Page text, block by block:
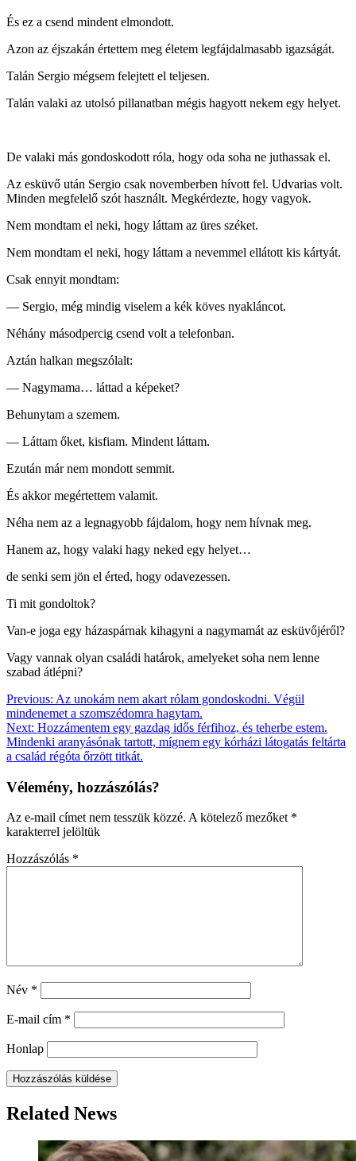
És ez a csend mindent elmondott.
Azon az éjszakán értettem meg életem legfájdalmasabb igazságát.
Talán Sergio mégsem felejtett el teljesen.
Talán valaki az utolsó pillanatban mégis hagyott nekem egy helyet.
De valaki más gondoskodott róla, hogy oda soha ne juthassak el.
Az esküvő után Sergio csak novemberben hívott fel. Udvarias volt.
Minden megfelelő szót használt. Megkérdezte, hogy vagyok.
Nem mondtam el neki, hogy láttam az üres széket.
Nem mondtam el neki, hogy láttam a nevemmel ellátott kis kártyát.
Csak ennyit mondtam:
— Sergio, még mindig viselem a kék köves nyakláncot.
Néhány másodpercig csend volt a telefonban.
Aztán halkan megszólalt:
— Nagymama… láttad a képeket?
Behunytam a szemem.
— Láttam őket, kisfiam. Mindent láttam.
Ezután már nem mondott semmit.
És akkor megértettem valamit.
Néha nem az a legnagyobb fájdalom, hogy nem hívnak meg.
Hanem az, hogy valaki hagy neked egy helyet…
de senki sem jön el érted, hogy odavezessen.
Ti mit gondoltok?
Van-e joga egy házaspárnak kihagyni a nagymamát az esküvőjéről?
Vagy vannak olyan családi határok, amelyeket soha nem lenne
szabad átlépni?
Bejegyzés
navigáció
Previous: Az unokám nem akart rólam gondoskodni. Végül
mindenemet a szomszédomra hagytam.
Next: Hozzámentem egy gazdag idős férfihoz, és teherbe estem.
Mindenki aranyásónak tartott, mígnem egy kórházi látogatás feltárta
a család régóta őrzött titkát.
Vélemény, hozzászólás?
Az e-mail címet nem tesszük közzé. A kötelező mezőket *
karakterrel jelöltük
Hozzászólás *
Név *
E-mail cím *
Honlap
Related News